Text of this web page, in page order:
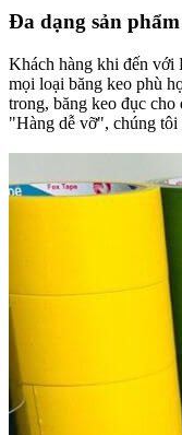
Đa dạng sản phẩm​
Khách hàng khi đến với
mọi loại băng keo phù
trong, băng keo đục cho
"Hàng dễ vỡ", chúng tôi